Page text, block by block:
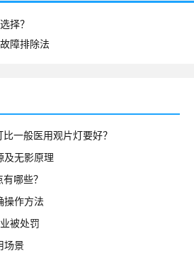
择？
障排除法
一般医用观片灯要好？
及无影原理
哪些？
操作方法
被处罚
场景